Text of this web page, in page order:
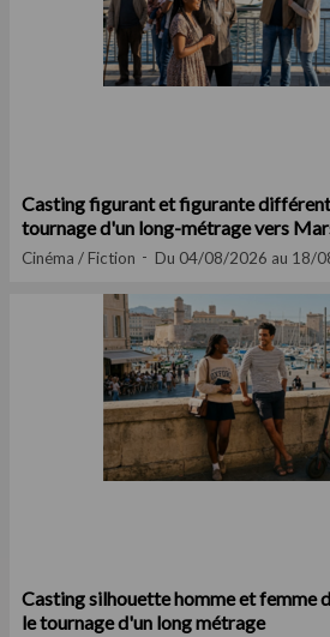
Casting figurant et figurante
tournage d'un long-métrage vers
Cinéma / Fiction Du 04/08/2026 au 18/
Casting silhouette homme et femme
le tournage d'un long métrage